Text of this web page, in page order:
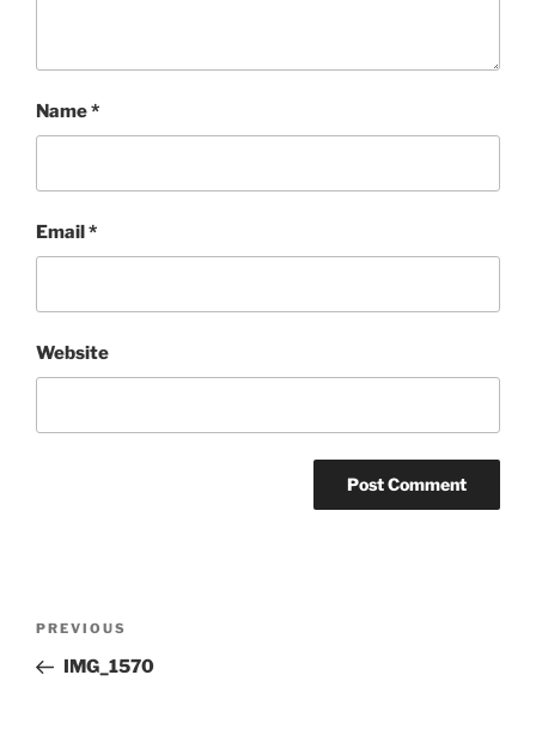
Name*
Email *
Website
Previous
Post
PREVIOUS
IMG_1570